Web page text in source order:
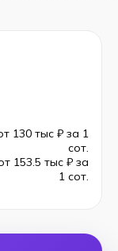
130 тыс ₽ за 1
сот.
153.5 тыс ₽ за
1 сот.